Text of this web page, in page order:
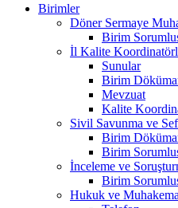
Birimler
Döner Sermaye
Birim
İl Kalite
Sunular
Birim
Mevzuat
Kalite
Sivil Savunma ve
Birim
Birim
İnceleme ve
Birim
Hukuk ve